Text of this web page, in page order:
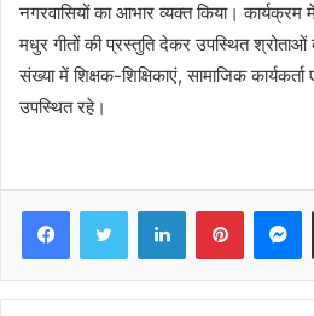
नगरवासियों का आभार व्यक्त किया।
मधुर गीतों की प्रस्तुति देकर उपस्थित श्रोताओं
संख्या में शिक्षक-शिक्षिकाएं, सामाजिक
उपस्थित रहे।
FacebookTwitter LinkedInPinterest